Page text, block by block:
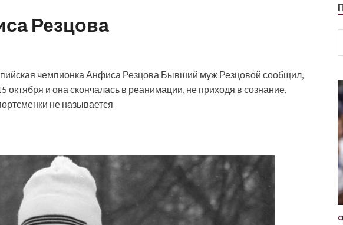
Резцова
чемпионка Анфиса Резцова Бывший муж Резцовой сообщил,
октября и она скончалась в реанимации, не приходя в сознание.
не называется